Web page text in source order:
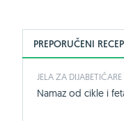
PREPORUČENI
JELA ZA DIJABETIČARE
Namaz od cikle i